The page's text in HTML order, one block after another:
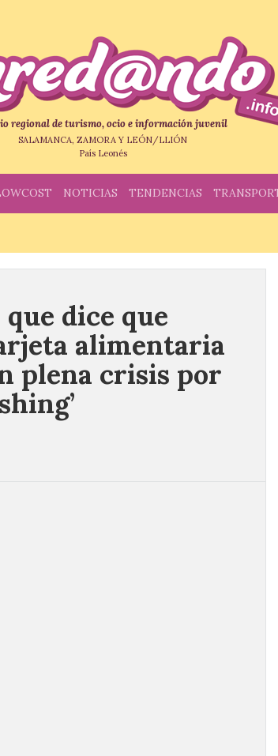
regional de turismo, ocio e información juvenil
SALAMANCA, ZAMORA Y LEÓN/LLIÓN
País Leonés
NOTICIAS TENDENCIAS
dice que
alimentaria
plena crisis por